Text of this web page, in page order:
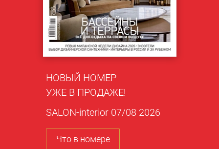
НОВЫЙ НОМЕР
УЖЕ В ПРОДАЖЕ!
SALON-interior 07/08 2026
Что в номере